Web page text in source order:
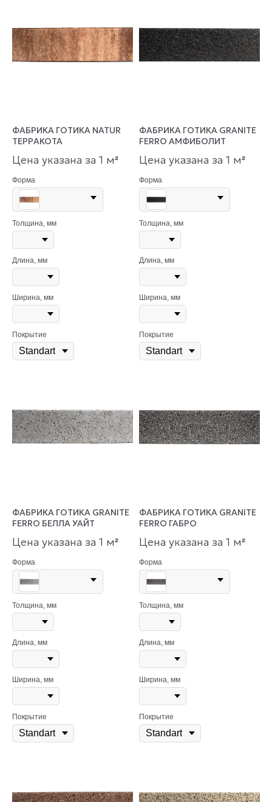
ФАБРИКА ГОТИКА NATUR
ТЕРРАКОТА
Цена указана за 1 м²
Форма
Толщина, мм
Длина, мм
Ширина, мм
Покрытие
ФАБРИКА ГОТИКА GRANITE
FERRO АМФИБОЛИТ
Цена указана за 1 м²
Форма
Толщина, мм
Длина, мм
Ширина, мм
Покрытие
ФАБРИКА ГОТИКА GRANITE
FERRO БЕЛЛА УАЙТ
Цена указана за 1 м²
Форма
Толщина, мм
Длина, мм
Ширина, мм
Покрытие
ФАБРИКА ГОТИКА GRANITE
FERRO ГАБРО
Цена указана за 1 м²
Форма
Толщина, мм
Длина, мм
Ширина, мм
Покрытие